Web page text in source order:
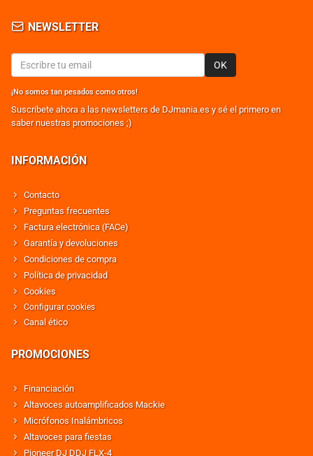
NEWSLETTER
OK
¡No somos tan pesados como otros!
Suscribete ahora a las newsletters de DJmania.es y sé el primero en
saber nuestras promociones ;)
INFORMACIÓN
Contacto
Preguntas frecuentes
Factura electrónica (FACe)
Garantía y devoluciones
Condiciones de compra
Política de privacidad
Cookies
Configurar cookies
Canal ético
PROMOCIONES
Financiación
Altavoces autoamplificados Mackie
Micrófonos Inalámbricos
Altavoces para fiestas
Pioneer DJ DDJ FLX-4